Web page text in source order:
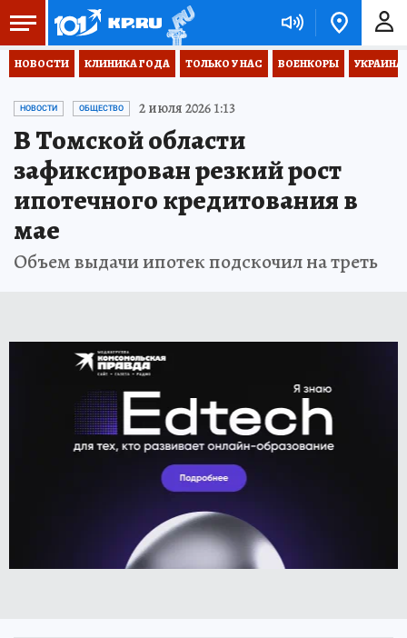
НОВОСТИ КЛИНИКА ГОДА ТОЛЬКО У НАС ВОЕНКОРЫ
НОВОСТИ ОБЩЕСТВО 2 июля 2026 1:13
В Томской области
зафиксирован резкий рост
ипотечного кредитования в
мае
Объем выдачи ипотек подскочил на треть